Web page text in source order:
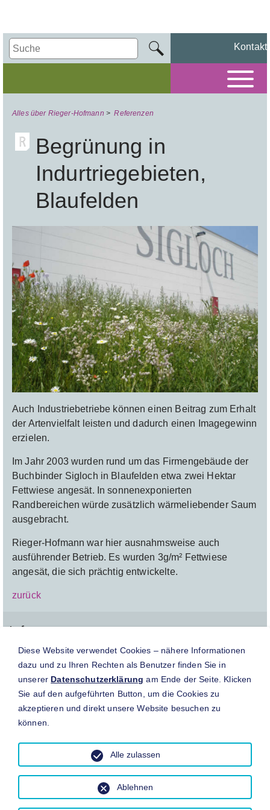
Kontakt
Alles über Rieger-Hofmann >Referenzen
Begrünung in
Indurtriegebieten,
Blaufelden
Auch Industriebetriebe können einen Beitrag zum Erhalt
der Artenvielfalt leisten und dadurch einen Imagegewinn
erzielen.
Im Jahr 2003 wurden rund um das Firmengebäude der
Buchbinder Sigloch in Blaufelden etwa zwei Hektar
Fettwiese angesät. In sonnenexponierten
Randbereichen würde zusätzlich wärmeliebender Saum
ausgebracht.
Rieger-Hofmann war hier ausnahmsweise auch
ausführender Betrieb. Es wurden 3g/m² Fettwiese
angesät, die sich prächtig entwickelte.
zurück
Info
Begrünung in Indurtriegebieten,
Blaufelden
Planer
Aussaatjahr
3g/m² Fettwiese
Diese Website verwendet Cookies – nähere Informationen
dazu und zu Ihren Rechten als Benutzer finden Sie in
unserer Datenschutzerklärung am Ende der Seite. Klicken
Sie auf den aufgeführten Button, um die Cookies zu
akzeptieren und direkt unsere Website besuchen zu
können.
Ablehnen
Alle zulassen